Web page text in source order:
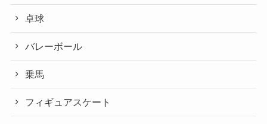
卓球
バレーボール
乗馬
フィギュアスケート